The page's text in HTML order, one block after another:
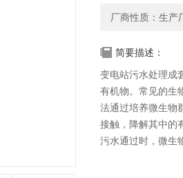
厂商性质：生产
简要描述：
变电站污水处理成
有机物。常见的生
法通过培养微生物
接触，降解其中的
污水通过时，微生